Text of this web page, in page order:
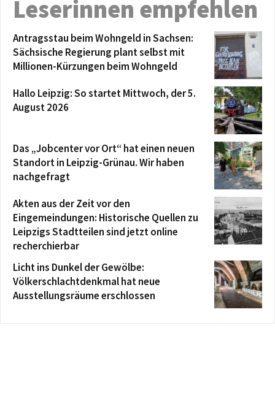
Leserinnen empfehlen
Antragsstau beim Wohngeld in Sachsen:
Sächsische Regierung plant selbst mit
Millionen-Kürzungen beim Wohngeld
Hallo Leipzig: So startet Mittwoch, der 5.
August 2026
Das „Jobcenter vor Ort“ hat einen neuen
Standort in Leipzig-Grünau. Wir haben
nachgefragt
Akten aus der Zeit vor den
Eingemeindungen: Historische Quellen zu
Leipzigs Stadtteilen sind jetzt online
recherchierbar
Licht ins Dunkel der Gewölbe:
Völkerschlachtdenkmal hat neue
Ausstellungsräume erschlossen